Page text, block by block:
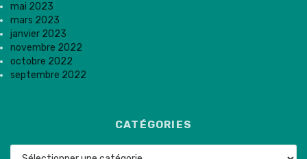
mai 2023
mars 2023
janvier 2023
novembre 2022
octobre 2022
septembre 2022
CATÉGORIES